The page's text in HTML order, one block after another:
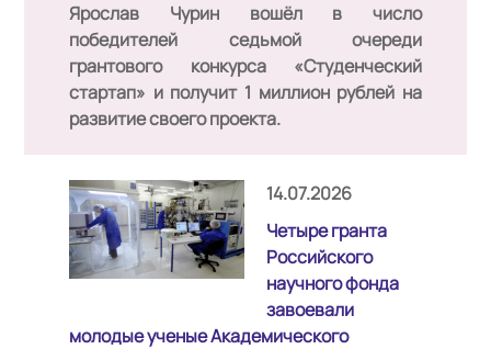
Ярослав Чурин вошёл в число
победителей седьмой очереди
грантового конкурса «Студенческий
стартап» и получит 1 миллион рублей на
развитие своего проекта.
14.07.2026
Четыре гранта
Российского
научного фонда
завоевали
молодые ученые Академического